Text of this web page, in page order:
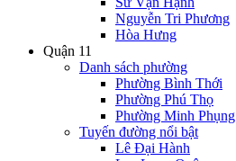
Nguyễn Tri Phương
Hòa Hưng
Quận 11
Danh sách phường
Phường Bình Thới
Phường Phú Thọ
Phường Minh Phụng
Tuyến đường nổi bật
Lê Đại Hành